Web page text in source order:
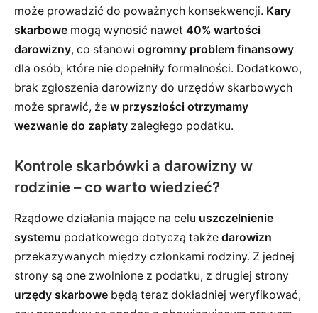
może prowadzić do poważnych konsekwencji. Kary
skarbowe mogą wynosić nawet 40% wartości
darowizny, co stanowi ogromny problem finansowy
dla osób, które nie dopełniły formalności. Dodatkowo,
brak zgłoszenia darowizny do urzędów skarbowych
może sprawić, że w przyszłości otrzymamy
wezwanie do zapłaty zaległego podatku.
Kontrole skarbówki a darowizny w
rodzinie – co warto wiedzieć?
Rządowe działania mające na celu uszczelnienie
systemu podatkowego dotyczą także darowizn
przekazywanych między członkami rodziny. Z jednej
strony są one zwolnione z podatku, z drugiej strony
urzędy skarbowe będą teraz dokładniej weryfikować,